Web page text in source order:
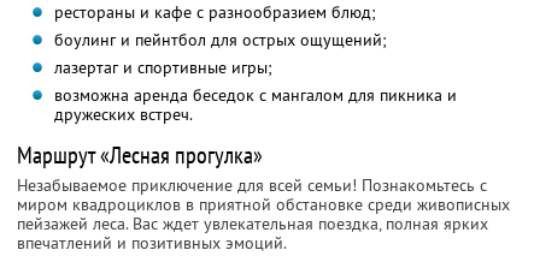
рестораны и кафе с разнообразием блюд;
боулинг и пейнтбол для острых ощущений;
лазертаг и спортивные игры;
возможна аренда беседок с мангалом для пикника и
дружеских встреч.
Маршрут «Лесная прогулка»
Незабываемое приключение для всей семьи! Познакомьтесь с
миром квадроциклов в приятной обстановке среди живописных
пейзажей леса. Вас ждет увлекательная поездка, полная ярких
впечатлений и позитивных эмоций.